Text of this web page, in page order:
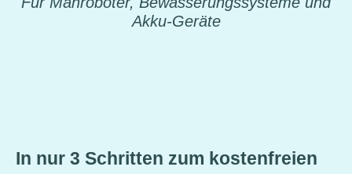
Akku-Geräte
In nur 3 Schritten zum kostenfreien